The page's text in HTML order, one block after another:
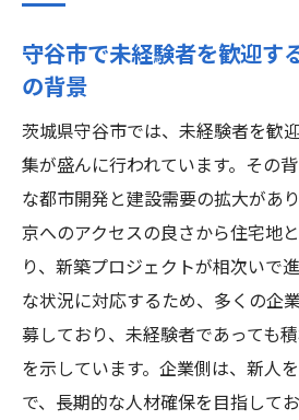
魅力
実地研修で学ぶ未経験者歓迎
守谷市で未経験者が実地
工を学ぶ
実地研修で未経験から
長
未経験者歓迎守谷市の
修の魅力
守谷市で実地研修を受
る方法
守谷市で未経験者を歓迎す
の背景
茨城県守谷市では、未経験者を歓
集が盛んに行われています。その
な都市開発と建設需要の拡大があ
京へのアクセスの良さから住宅地
り、新築プロジェクトが相次いで
な状況に対応するため、多くの企
募しており、未経験者であっても
を示しています。企業側は、新人
で、長期的な人材確保を目指して